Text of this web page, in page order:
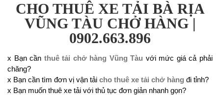
CHO THUÊ XE TẢI BÀ RỊA
VŨNG TÀU CHỞ HÀNG |
0902.663.896
x Bạn cần thuê tải chở hàng Vũng Tàu với mức giá cả phải
chăng?
x Bạn cần tìm đơn vị vận tải cho thuê xe tải chở hàng đi tỉnh?
x Bạn muốn thuê xe tải với thủ tục đơn giản nhanh gọn?